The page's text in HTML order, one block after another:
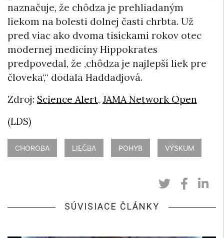
naznačuje, že chôdza je prehliadaným
liekom na bolesti dolnej časti chrbta. Už
pred viac ako dvoma tisíckami rokov otec
modernej medicíny Hippokrates
predpovedal, že ,chôdza je najlepší liek pre
človeka‘,“ dodala Haddadjová.
Zdroj: Science Alert, JAMA Network Open
(LDS)
CHOROBA LIEČBA POHYB VÝSKUM
SÚVISIACE ČLÁNKY